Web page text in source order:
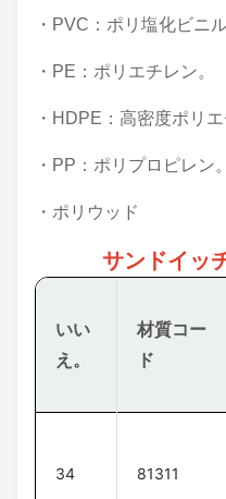
・PVC：ポリ塩化ビニ
・PE：ポリエチレン。
・HDPE：高密度ポリエ
・PP：ポリプロピレン。
・ポリウッド
サンドイッ
いい
え。
材質コー
ド
34 81311